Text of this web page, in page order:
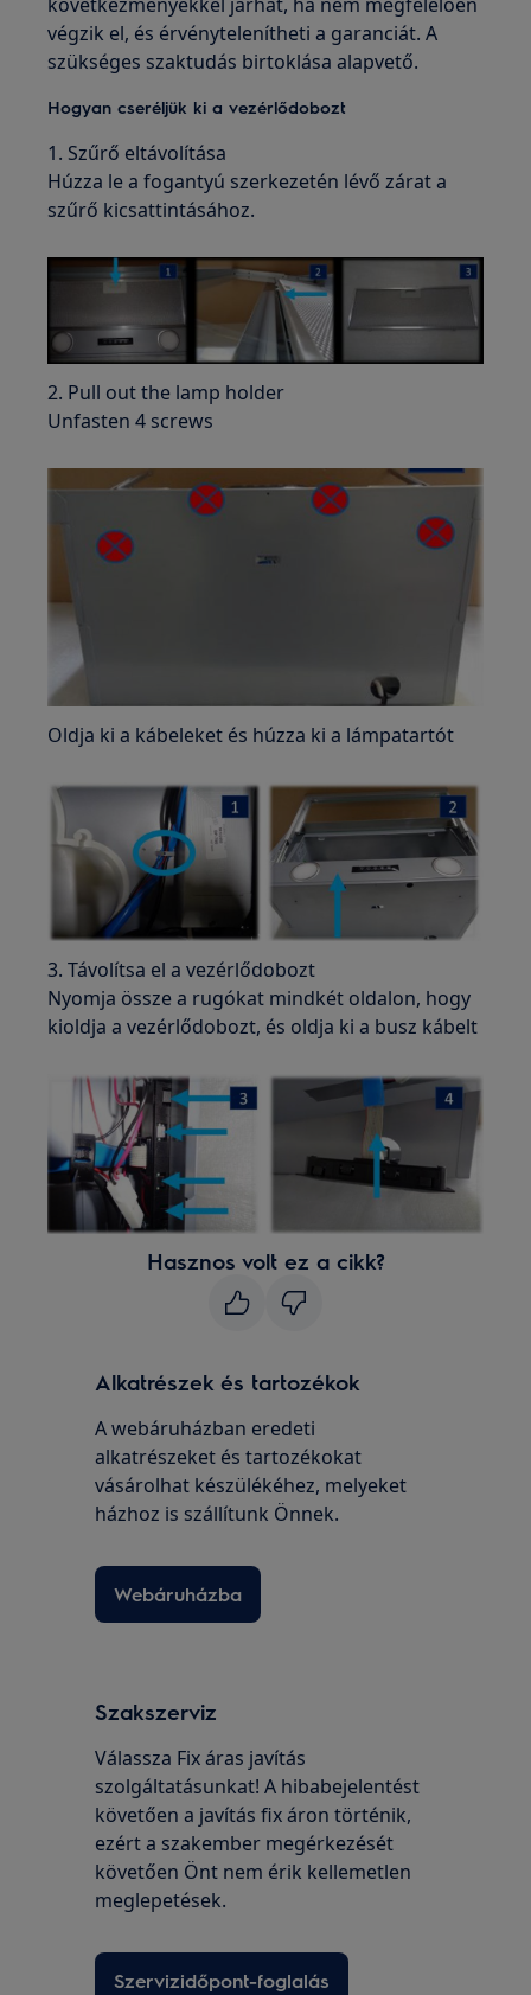
végzik el, és érvénytelenítheti a garanciát. A
szükséges szaktudás birtoklása alapvető.
Hogyan cseréljük ki a vezérlődobozt
1. Szűrő eltávolítása
Húzza le a fogantyú szerkezetén lévő zárat a
szűrő kicsattintásához.
2. Pull out the lamp holder
Unfasten 4 screws
Oldja ki a kábeleket és húzza ki a lámpatartót
3. Távolítsa el a vezérlődobozt
Nyomja össze a rugókat mindkét oldalon, hogy
kioldja a vezérlődobozt, és oldja ki a busz kábelt
Hasznos volt ez a cikk?
Alkatrészek és tartozékok
A webáruházban eredeti
alkatrészeket és tartozékokat
vásárolhat készülékéhez, melyeket
házhoz is szállítunk Önnek.
Webáruházba
Szakszerviz
Válassza Fix áras javítás
szolgáltatásunkat! A hibabejelentést
követően a javítás fix áron történik,
ezért a szakember megérkezését
követően Önt nem érik kellemetlen
meglepetések.
Szervizidőpont-foglalás